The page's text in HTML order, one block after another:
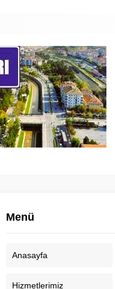
Menü
Anasayfa
Hizmetlerimiz